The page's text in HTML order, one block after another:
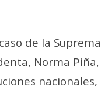
de la
Norma
nacionales,